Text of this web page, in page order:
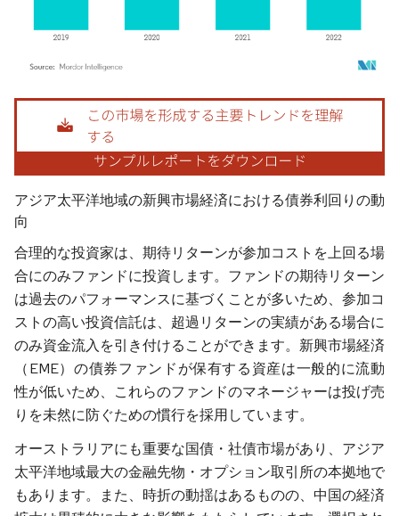
画像 © Mordor Intelligence。再利用にはCC BY 4.0の表示が必要です。
アジア太平洋地域の新興市場経済における債券利回りの動
向
合理的な投資家は、期待リターンが参加コストを上回る場
合にのみファンドに投資します。ファンドの期待リターン
は過去のパフォーマンスに基づくことが多いため、参加コ
ストの高い投資信託は、超過リターンの実績がある場合に
のみ資金流入を引き付けることができます。新興市場経済
（EME）の債券ファンドが保有する資産は一般的に流動
性が低いため、これらのファンドのマネージャーは投げ売
りを未然に防ぐための慣行を採用しています。
オーストラリアにも重要な国債・社債市場があり、アジア
太平洋地域最大の金融先物・オプション取引所の本拠地で
もあります。また、時折の動揺はあるものの、中国の経済